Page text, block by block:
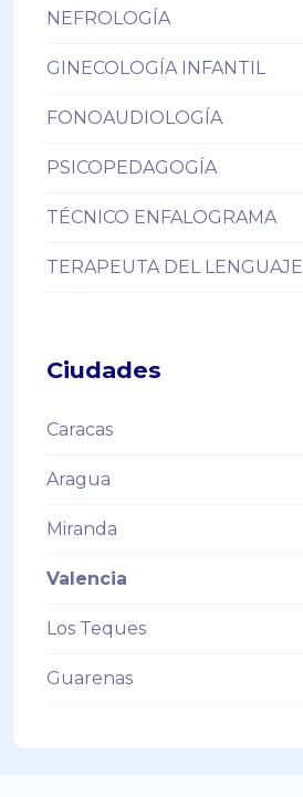
NEFROLOGÍA
GINECOLOGÍA INFANTIL
FONOAUDIOLOGÍA
PSICOPEDAGOGÍA
TÉCNICO ENFALOGRAMA
TERAPEUTA DEL LENGUAJE
Ciudades
Caracas
Aragua
Miranda
Valencia
Los Teques
Guarenas